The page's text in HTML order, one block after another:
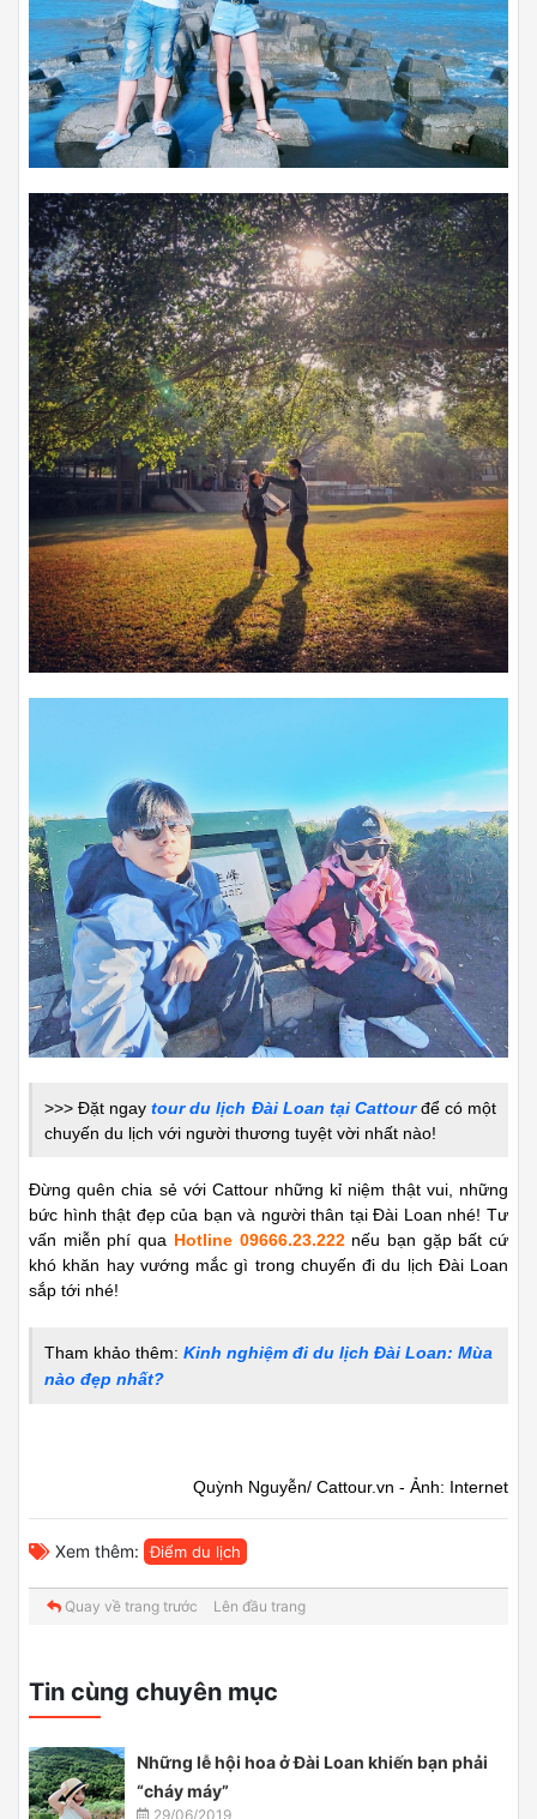
>>> Đặt ngaytour du lịch Đài Loan tại Cattour để có một
chuyến du lịch với người thương tuyệt vời nhất nào!
Đừng quên chia sẻ với Cattour những kỉ niệm thật vui, những
bức hình thật đẹp của bạn và người thân tại Đài Loan nhé! Tư
vấn miễn phí qua Hotline 09666.23.222 nếu bạn gặp bất cứ
khó khăn hay vướng mắc gì trong chuyến đi du lịch Đài Loan
sắp tới nhé!
Tham khảo thêm: Kinh nghiệm đi du lịch Đài Loan: Mùa
nào đẹp nhất?
Quỳnh Nguyễn/ Cattour.vn - Ảnh: Internet
Xem thêm: Điểm du lịch
Quay về trang trước Lên đầu trang
Tin cùng chuyên mục
Những lễ hội hoa ở Đài Loan khiến bạn phải
“cháy máy”
29/06/2019